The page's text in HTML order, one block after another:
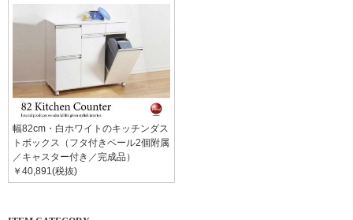
幅82cm・白ホワイトのキッチンダス
トボックス（フタ付きペール2個附属
／キャスター付き／完成品）
￥40,891(税抜)